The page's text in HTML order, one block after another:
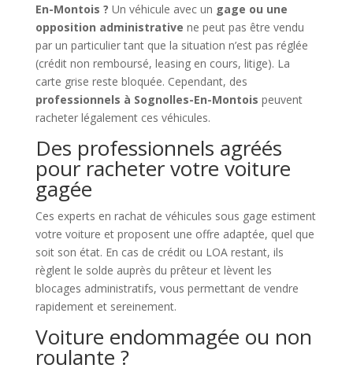
En-Montois ? Un véhicule avec un gage ou une
opposition administrative ne peut pas être vendu
par un particulier tant que la situation n’est pas réglée
(crédit non remboursé, leasing en cours, litige). La
carte grise reste bloquée. Cependant, des
professionnels à Sognolles-En-Montois peuvent
racheter légalement ces véhicules.
Des professionnels agréés
pour racheter votre voiture
gagée
Ces experts en rachat de véhicules sous gage estiment
votre voiture et proposent une offre adaptée, quel que
soit son état. En cas de crédit ou LOA restant, ils
règlent le solde auprès du prêteur et lèvent les
blocages administratifs, vous permettant de vendre
rapidement et sereinement.
Voiture endommagée ou non
roulante ?